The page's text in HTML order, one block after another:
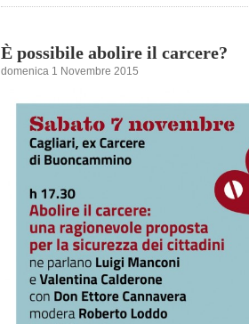
È possibile abolire il carcere?
domenica 1 Novembre 2015